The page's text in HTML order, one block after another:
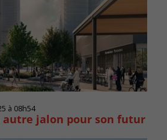
à 08h54
autre jalon pour son futur